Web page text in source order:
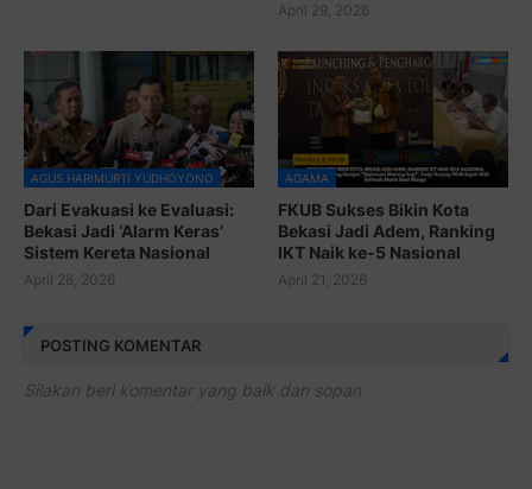
April 29, 2026
AGUS HARIMURTI YUDHOYONO
Dari Evakuasi ke Evaluasi:
Bekasi Jadi ‘Alarm Keras’
Sistem Kereta Nasional
April 28, 2026
AGAMA
FKUB Sukses Bikin Kota
Bekasi Jadi Adem, Ranking
IKT Naik ke-5 Nasional
April 21, 2026
POSTING KOMENTAR
Silakan beri komentar yang baik dan sopan